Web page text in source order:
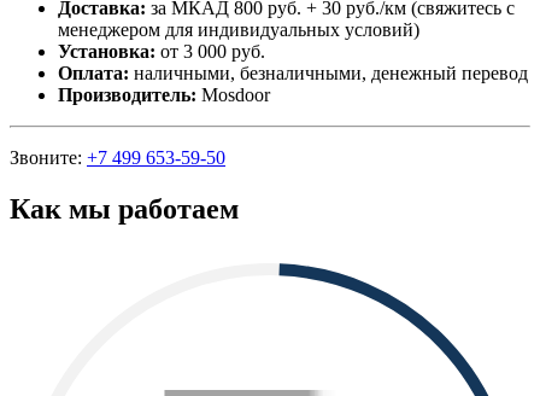
Доставка: за МКАД 800 руб. + 30 руб./км (свяжитесь с
менеджером для индивидуальных условий)
Установка: от 3 000 руб.
Оплата: наличными, безналичными, денежный перевод
Производитель: Mosdoor
Звоните: +7 499 653-59-50
Как мы работаем